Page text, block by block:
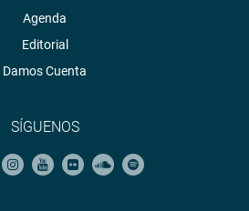
Agenda
Editorial
Damos Cuenta
SÍGUENOS